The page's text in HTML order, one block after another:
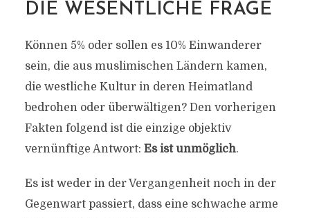
DIE WESENTLICHE FRAGE
Können 5% oder sollen es 10% Einwanderer
sein, die aus muslimischen Ländern kamen,
die westliche Kultur in deren Heimatland
bedrohen oder überwältigen? Den vorherigen
Fakten folgend ist die einzige objektiv
vernünftige Antwort: Es ist unmöglich.
Es ist weder in der Vergangenheit noch in der
Gegenwart passiert, dass eine schwache arme